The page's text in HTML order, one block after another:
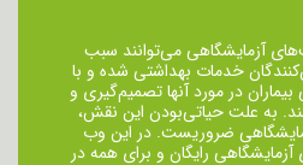
آزمایشگاهی می‌توانند سبب
خدمات بهداشتی شده و با
در مورد آنها تصمیم‌گیری و
به علت حیاتی‌بودن این نقش،
ضروریست. در این وب
رایگان و برای همه در